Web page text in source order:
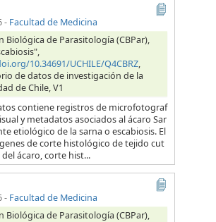
- Facultad de Medicina
Biológica de Parasitología (CBPar),
10.34691/UCHILE/Q4CBRZ,
de datos de investigación de la
de Chile, V1
contiene registros de microfotograf
y metadatos asociados al ácaro Sar
etiológico de la sarna o escabiosis. El
de corte histológico de tejido cut
ácaro, corte hist...
- Facultad de Medicina
Biológica de Parasitología (CBPar),